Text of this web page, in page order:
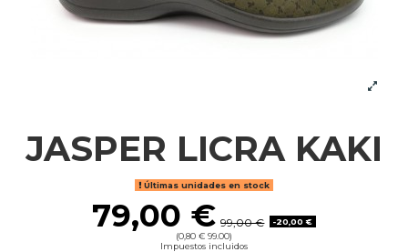
JASPER LICRA KAKI
Últimas unidades en stock
79,00 € 99,00 €
-20,00 €
(0,80 € 99.00)
Impuestos incluidos